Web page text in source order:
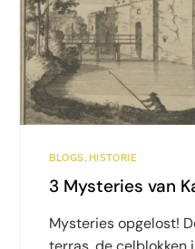
BLOGS, HISTORIE
3 Mysteries van
Mysteries opgelost!